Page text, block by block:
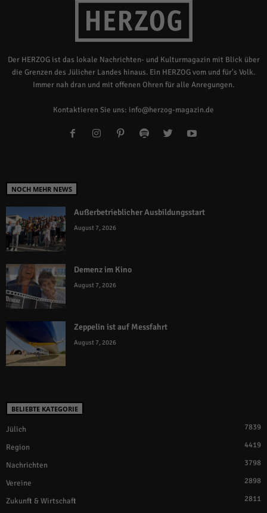
Der HERZOG ist das lokale Nachrichten- und Kulturmagazin mit Blick über
die Grenzen des Jülicher Landes hinaus. Ein HERZOG vom und für's Volk.
Immer nah dran und mit offenen Ohren für alle Anregungen.
Kontaktieren Sie uns: info@herzog-magazin.de
NOCH MEHR NEWS
Außerbetrieblicher Ausbildungsstart
August 7, 2026
Demenz im Kino
August 7, 2026
Zeppelin ist auf Messfahrt
August 7, 2026
BELIEBTE KATEGORIE
Jülich 7839
Region 4419
Nachrichten 3798
Vereine 2898
Zukunft & Wirtschaft
2811